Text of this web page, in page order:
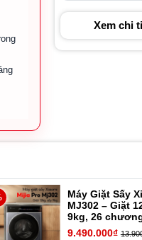
15 kg giặt
- Kích
D x R x
60.5cm
Xem chi
Máy Giặt Sấy
MJ302 – Giặt
9kg, 26
9.490.000₫